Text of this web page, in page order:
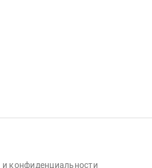
и конфиденциальности